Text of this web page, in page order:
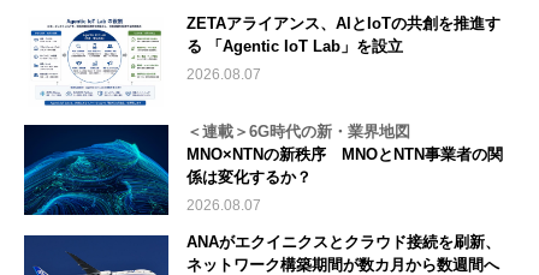
ZETAアライアンス、AIとIoTの共創を推進す
る 「Agentic IoT Lab」を設立
2026.08.07
＜連載＞6G時代の新・業界地図
MNO×NTNの新秩序 MNOとNTN事業者の関
係は変化するか？
2026.08.07
ANAがエクイニクスとクラウド接続を刷新、
ネットワーク構築期間が数カ月から数週間へ